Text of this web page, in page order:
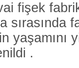
fişek
sırasında
yaşamını
.